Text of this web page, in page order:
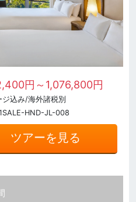
円～1,076,800円
込み/海外諸税別
HND-JL-008
ツアーを見る